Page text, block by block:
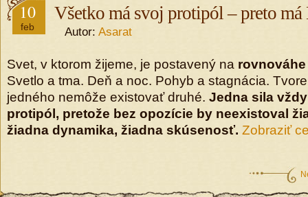
10
feb
Všetko má svoj protipól – preto
Autor: Asarat
Svet, v ktorom žijeme, je postavený na
Svetlo a tma. Deň a noc. Pohyb a stagnácia.
jedného nemôže existovať druhé. Jedna sila
protipól, pretože bez opozície by neexistoval
žiadna dynamika, žiadna skúsenosť. Zobraziť